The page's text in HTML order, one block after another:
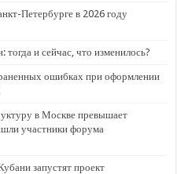
Петербурге в 2026 году
и сейчас, что изменилось?
ошибках при оформлении
в Москве превышает
участники форума
запустят проект